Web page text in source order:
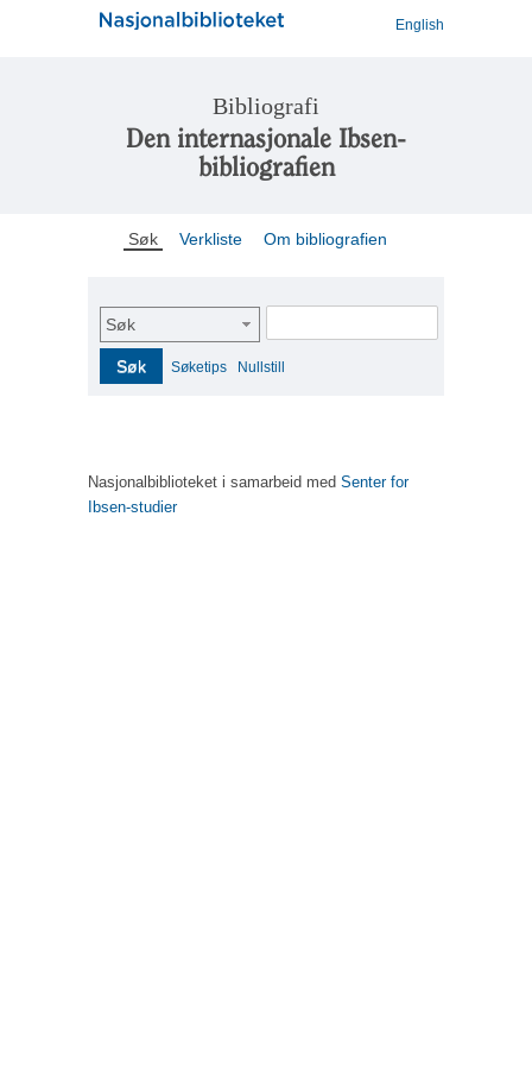
English
Bibliografi
Den internasjonale Ibsen-
bibliografien
Søk Verkliste Om bibliografien
Søk
Søk Søketips Nullstill
Nasjonalbiblioteket i samarbeid med Senter for
Ibsen-studier